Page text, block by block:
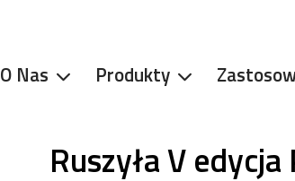
O Nas Produkty
Ruszyła V